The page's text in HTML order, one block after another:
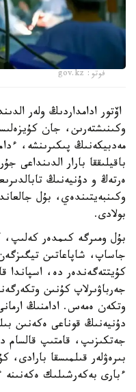
فوتو: gov.kz
اۆتور ادامداردىڭ ولەر
وكىنىشتەرىن، جان
مەدبيكەنىڭ پىكىرىنشە،
باقيلىققا بارار الدىنداعى
ەرتەڭ و دۇنيەنىڭ
وكىنبەيتىندەي، بۇل
بولادى.
بۇل ومىرگە كىمدەر كەلىپ،
جاساپ، شاپاعاتىن
كۇيتتەگەندەر دە، اسپاندا
جەرباۋىرلاپ كۇنىن
وتكەن ەمەس. ادامنىڭ
دۇنيەنىڭ قوناعى ەكەنىن
جەتكىزىپ، قامتىپ
بىرەۋلەر قىلمىسقا بارادى،
ءبارى بەكەرشىلىك